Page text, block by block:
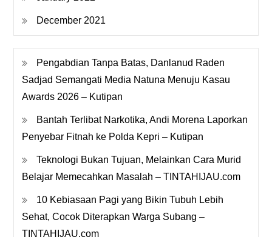
December 2021
Pengabdian Tanpa Batas, Danlanud Raden
Sadjad Semangati Media Natuna Menuju Kasau
Awards 2026 – Kutipan
Bantah Terlibat Narkotika, Andi Morena Laporkan
Penyebar Fitnah ke Polda Kepri – Kutipan
Teknologi Bukan Tujuan, Melainkan Cara Murid
Belajar Memecahkan Masalah – TINTAHIJAU.com
10 Kebiasaan Pagi yang Bikin Tubuh Lebih
Sehat, Cocok Diterapkan Warga Subang –
TINTAHIJAU.com